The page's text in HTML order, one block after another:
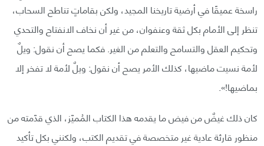
راسخة عميقًا في أرضية تاريخنا المجيد، ولكن بقاماتٍ تناطح السحاب،
تنظر إلى الأمام بكل ثقة وعنفوان، من غير أن نخاف الانفتاح والتحدي
وتحكيم العقل والتسامح والتعلم من الغير. فكما يصح أن نقول: ويلٌ
لأمة نسيت ماضيها، كذلك الأمر يصح أن نقول: ويلٌ لأمة لا تفخر إلا
بماضيها!».
كان ذلك غيضٌ من فيض ما يقدمه هذا الكتاب المُميّز، الذي قدّمته من
منظور قارئة عادية غير متخصصة في تقديم الكتب، ولكنني بكل تأكيد